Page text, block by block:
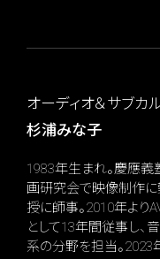
オーディオ＆サブカ
杉浦みな子
1983年生まれ。慶應
画研究会で映像制作に
授に師事。2010年より
として13年間従事し、
系の分野を担当。2023